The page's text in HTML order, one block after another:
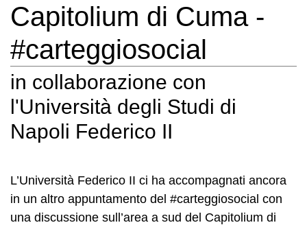
Capitolium di Cuma -
#carteggiosocial
in collaborazione con
l'Università degli Studi di
Napoli Federico II
L’Università Federico II ci ha accompagnati ancora
in un altro appuntamento del #carteggiosocial con
una discussione sull’area a sud del Capitolium di